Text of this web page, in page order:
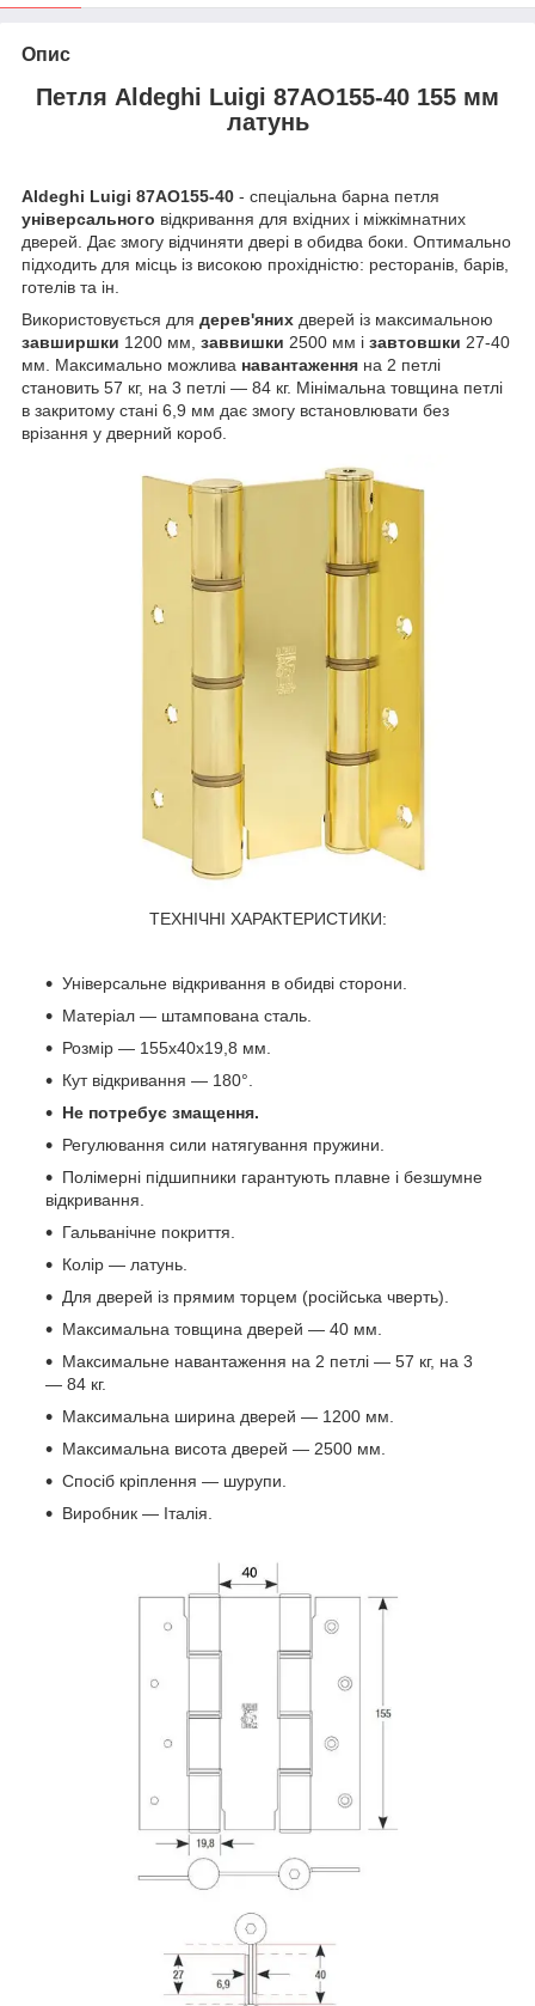
Опис
Петля Aldeghi Luigi 87AO155-40 155 мм
латунь
Aldeghi Luigi 87AO155-40 - спеціальна барна петля
універсального відкривання для вхідних і міжкімнатних
дверей. Дає змогу відчиняти двері в обидва боки. Оптимально
підходить для місць із високою прохідністю: ресторанів, барів,
готелів та ін.
Використовується для дерев'яних дверей із максимальною
завширшки 1200 мм, заввишки 2500 мм і завтовшки 27-40
мм. Максимально можлива навантаження на 2 петлі
становить 57 кг, на 3 петлі — 84 кг. Мінімальна товщина петлі
в закритому стані 6,9 мм дає змогу встановлювати без
врізання у дверний короб.
ТЕХНІЧНІ ХАРАКТЕРИСТИКИ:
Універсальне відкривання в обидві сторони.
Матеріал — штампована сталь.
Розмір — 155х40х19,8 мм.
Кут відкривання — 180°.
Не потребує змащення.
Регулювання сили натягування пружини.
Полімерні підшипники гарантують плавне і безшумне
відкривання.
Гальванічне покриття.
Колір — латунь.
Для дверей із прямим торцем (російська чверть).
Максимальна товщина дверей — 40 мм.
Максимальне навантаження на 2 петлі — 57 кг, на 3
— 84 кг.
Максимальна ширина дверей — 1200 мм.
Максимальна висота дверей — 2500 мм.
Спосіб кріплення — шурупи.
Виробник — Італія.